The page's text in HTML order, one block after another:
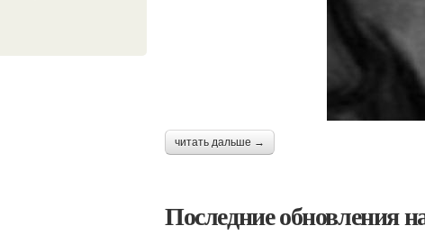
читать дальше →
Последние обновления